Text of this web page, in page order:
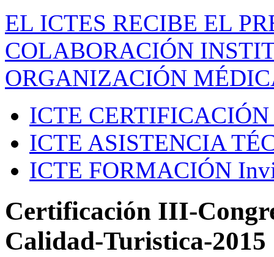
EL ICTES RECIBE EL
COLABORACIÓN
ORGANIZACIÓN
ICTE CERTIFICACIÓN
ICTE ASISTENCIA
ICTE FORMACIÓN
Certificación III-
Calidad-Turistica-2015